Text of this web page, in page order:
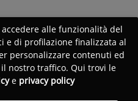
alle funzionalità del
e di profilazione finalizzata al
personalizzare contenuti ed
nostro traffico. Qui trovi le
e privacy policy